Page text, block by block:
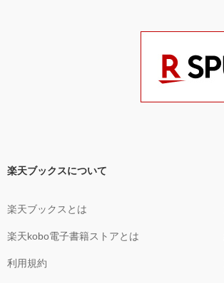
楽天ブックスについて
楽天ブックスとは
楽天kobo電子書籍ストアとは
利用規約